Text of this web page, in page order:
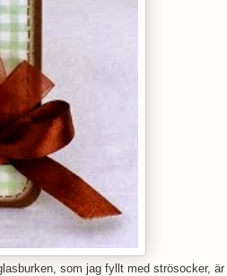
som jag fyllt med strösocker, är